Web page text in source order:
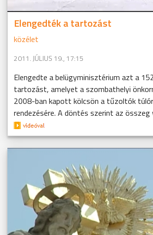
Elengedték a tartozást
közélet
2011. JÚLIUS 19., 17:15
Elengedte a belügyminisztérium azt a
tartozást, amelyet a szombathelyi
2008-ban kapott kölcsön a tűzoltók
rendezésére. A döntés szerint az összeg